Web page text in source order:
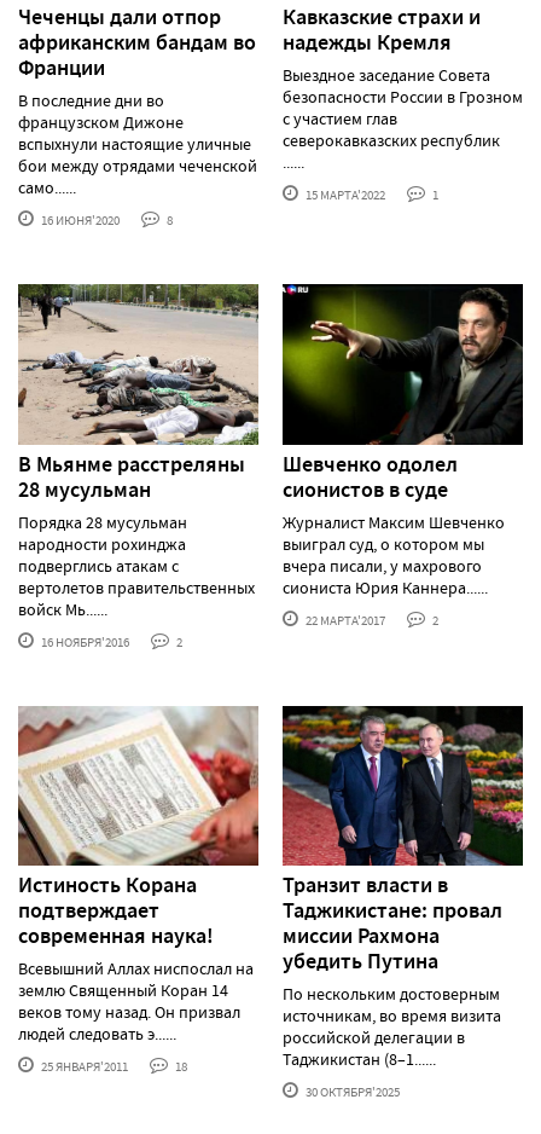
Чеченцы дали отпор
африканским бандам во
Франции
В последние дни во
французском Дижоне
вспыхнули настоящие уличные
бои между отрядами чеченской
само......
16 ИЮНЯ'2020 8
Кавказские страхи и
надежды Кремля
Выездное заседание Совета
безопасности России в Грозном
с участием глав
северокавказских республик
......
15 МАРТА'2022 1
В Мьянме расстреляны
28 мусульман
Порядка 28 мусульман
народности рохинджа
подверглись атакам с
вертолетов правительственных
войск Мь......
16 НОЯБРЯ'2016 2
Шевченко одолел
сионистов в суде
Журналист Максим Шевченко
выиграл суд, о котором мы
вчера писали, у махрового
сиониста Юрия Каннера......
22 МАРТА'2017 2
Истиность Корана
подтверждает
современная наука!
Всевышний Аллах ниспослал на
землю Священный Коран 14
веков тому назад. Он призвал
людей следовать э......
25 ЯНВАРЯ'2011 18
Транзит власти в
Таджикистане: провал
миссии Рахмона
убедить Путина
По нескольким достоверным
источникам, во время визита
российской делегации в
Таджикистан (8–1......
30 ОКТЯБРЯ'2025